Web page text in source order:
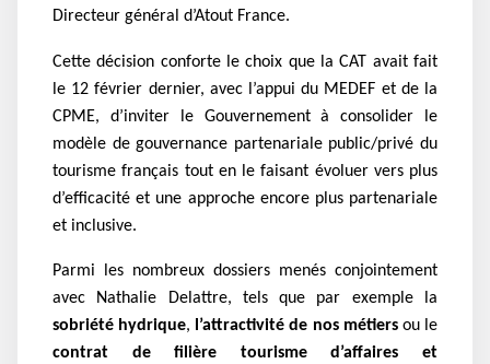
Directeur général d’Atout France.
Cette décision conforte le choix que la CAT avait fait
le 12 février dernier, avec l’appui du MEDEF et de la
CPME, d’inviter le Gouvernement à consolider le
modèle de gouvernance partenariale public/privé du
tourisme français tout en le faisant évoluer vers plus
d’efficacité et une approche encore plus partenariale
et inclusive.
Parmi les nombreux dossiers menés conjointement
avec Nathalie Delattre, tels que par exemple la
sobriété hydrique, l’attractivité de nos métiersou le
contrat de filière tourisme d’affaires et